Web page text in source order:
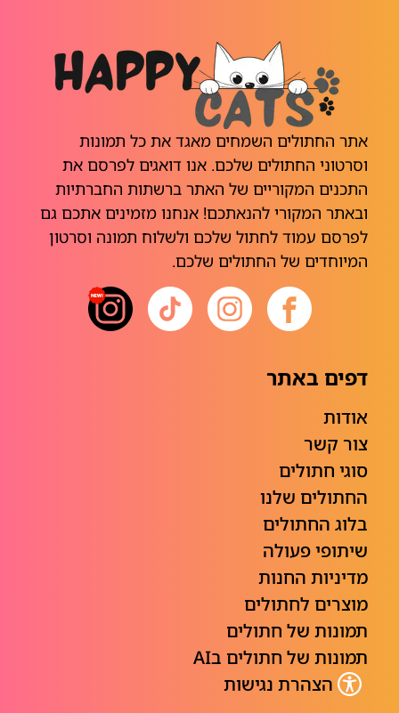
אתר החתולים השמחים מאגד את כל תמונות
וסרטוני החתולים שלכם. אנו דואגים לפרסם את
התכנים המקוריים של האתר ברשתות החברתיות
ובאתר המקורי להנאתכם! אנחנו מזמינים אתכם גם
לפרסם עמוד לחתול שלכם ולשלוח תמונה וסרטון
המיוחדים של החתולים שלכם.
דפים באתר
אודות
צור קשר
סוגי חתולים
החתולים שלנו
בלוג החתולים
שיתופי פעולה
מדיניות החנות
מוצרים לחתולים
תמונות של חתולים
תמונות של חתולים בAI
הצהרת נגישות